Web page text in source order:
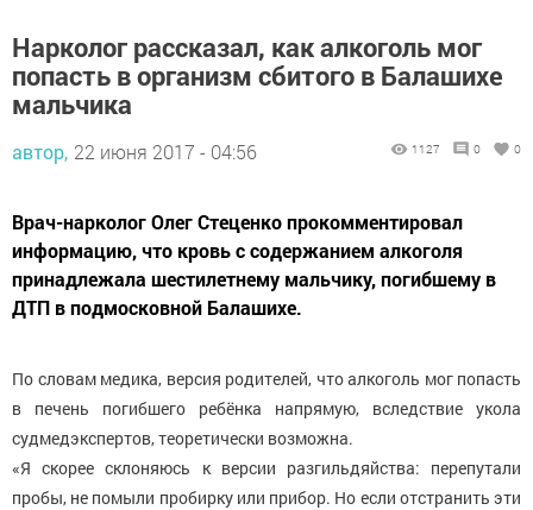
Нарколог рассказал, как алкоголь мог
попасть в организм сбитого в Балашихе
мальчика
автор, 22 июня 2017 - 04:56 1127 0 0
Врач-нарколог Олег Стеценко прокомментировал
информацию, что кровь с содержанием алкоголя
принадлежала шестилетнему мальчику, погибшему в
ДТП в подмосковной Балашихе.
По словам медика, версия родителей, что алкоголь мог попасть
в печень погибшего ребёнка напрямую, вследствие укола
судмедэкспертов, теоретически возможна.
«Я скорее склоняюсь к версии разгильдяйства: перепутали
пробы, не помыли пробирку или прибор. Но если отстранить эти